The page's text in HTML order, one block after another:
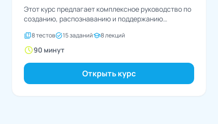
личного пространства и энергии
Этот курс предлагает комплексное руководство по
созданию, распознаванию и поддержанию
quiz8 тестовtask_alt15 заданийschool8 лекций
schedule90 минут
Открыть курс